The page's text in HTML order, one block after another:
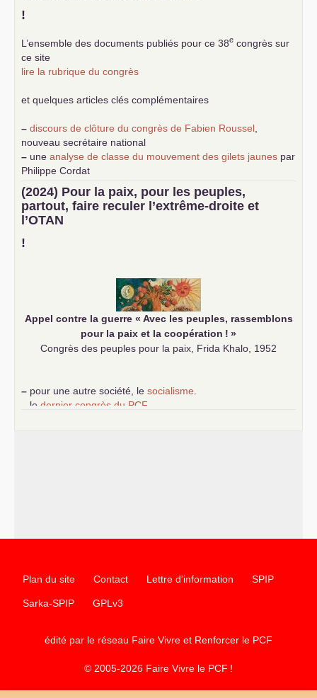
!
L’ensemble des documents publiés pour ce 38e congrès sur
ce site
lire la rubrique du congrès
et quelques articles clés complémentaires
– discours de clôture du congrès de Fabien Roussel
nouveau secrétaire national
– une analyse de classe du mouvement des gilets jaunes par
Philippe Cordat
–
un texte de Jean-Claude Delaunay
le marxisme est la
science sociale de notre temps
–un appel proposé aux partis communistes et ouvrier
d’Europe
–
(2024) Pour la paix, pour les peuples,
partout, faire reculer l’extrême-droite et
l’OTAN
!
Appel contre la guerre « Avec les peuples, rassemblons
pour la paix et la coopération ! »
Congrès des peuples pour la paix, Frida Khalo, 1952
– pour une autre société, le socialisme
le dernier congrès du PCF
Plan du site Contact Lettre d'information SPIP
Sarka-SPIP GPLv3
édité par le réseau Faire Vivre et Renforcer le PCF
© 2005-2026 Faire Vivre le PCF !